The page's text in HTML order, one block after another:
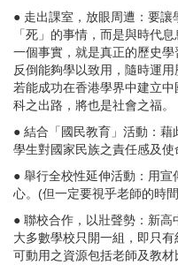
● 走出課室，放眼周遭：要
「死」的事情，而是與時代
一個事實，就是真正的歷史學
反倒能夠學以致用，隨時運
若能成功在香港學界中建立
科之出路，將也是社會之福。
● 結合「國民教育」活動：
學生對國家民族之責任感及使
● 舉行全校性延伸活動：用
心。(但一定要視乎老師的時
● 聯校合作，以壯聲勢：新高
大多數學校只開一組，即只
可動用之資源包括老師及教